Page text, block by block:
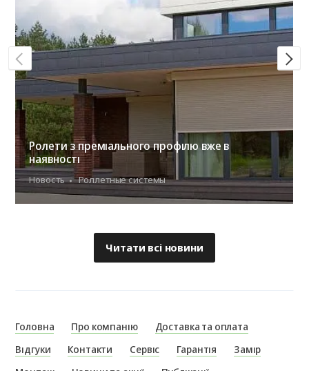
Ролети з преміального профілю вже в
наявності
Новость Роллетные системы
Читати всі новини
Головна Про компанію
Доставка та оплата
Відгуки
Контакти Сервіс Гарантія
Замір